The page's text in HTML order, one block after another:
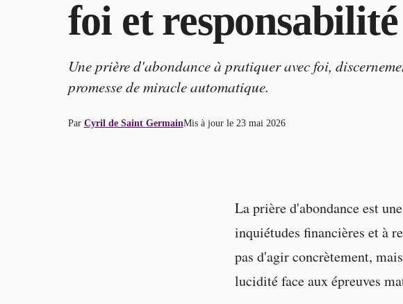
foi et responsabilité
Une prière d'abondance à pratiquer avec foi,
promesse de miracle automatique.
Par Cyril de Saint GermainMis à jour le 23 mai 2026
La prière d'abondance est
inquiétudes financières et à
pas d'agir concrètement,
lucidité face aux épreuves